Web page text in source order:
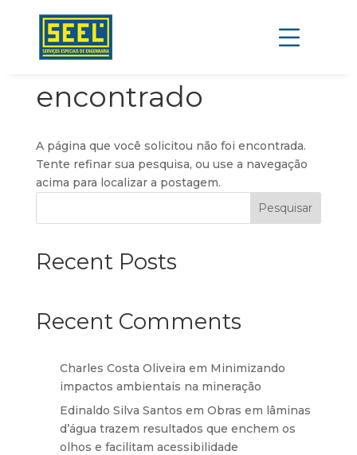
Nenhum resultado
encontrado
A página que você solicitou não foi encontrada.
Tente refinar sua pesquisa, ou use a navegação
acima para localizar a postagem.
Pesquisar
Recent Posts
Recent Comments
Charles Costa Oliveira em Minimizando
impactos ambientais na mineração
Edinaldo Silva Santos em Obras em lâminas
d’água trazem resultados que enchem os
olhos e facilitam acessibilidade